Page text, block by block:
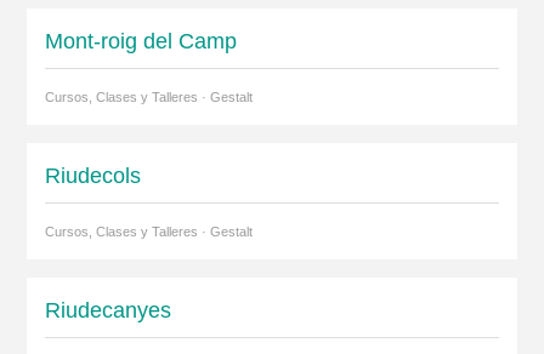
Mont-roig del Camp
Cursos, Clases y Talleres · Gestalt
Riudecols
Cursos, Clases y Talleres · Gestalt
Riudecanyes